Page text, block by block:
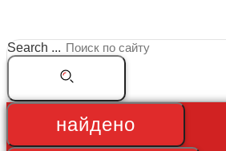
Search ...
найдено